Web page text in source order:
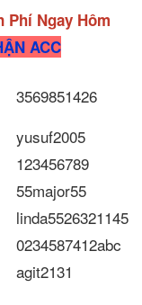
Phí Ngay Hôm
ACC
3569851426
yusuf2005
123456789
55major55
linda5526321145
0234587412abc
agit2131